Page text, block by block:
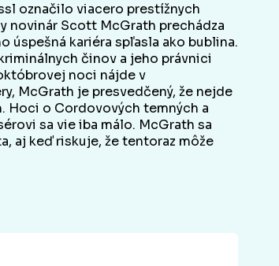
označilo viacero prestížnych
novinár Scott McGrath prechádza
úspešná kariéra spľasla ako bublina.
činov a jeho právnici
noci nájde v
McGrath je presvedčený, že nejde
Hoci o Cordovových temných a
sa vie iba málo. McGrath sa
aj keď riskuje, že tentoraz môže